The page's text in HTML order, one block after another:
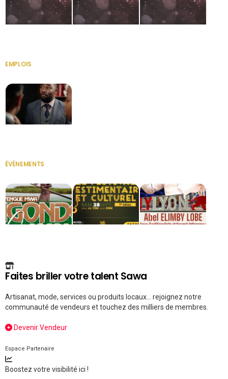
EMPLOIS
ÉVÉNEMENTS
Faites briller votre talent Sawa
Artisanat, mode, services ou produits locaux... rejoignez notre
communauté de vendeurs et touchez des milliers de membres.
Devenir Vendeur
Espace Partenaire
Boostez votre visibilité ici !